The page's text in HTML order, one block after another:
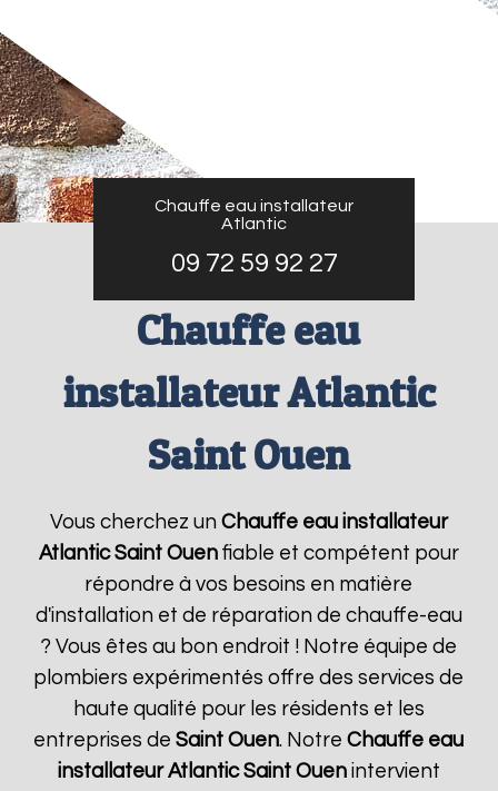
Chauffe eau installateur
Atlantic
09 72 59 92 27
Chauffe eau
installateur Atlantic
Saint Ouen
Vous cherchez un Chauffe eau installateur
Atlantic Saint Ouenfiable et compétent pour
répondre à vos besoins en matière
d'installation et de réparation de chauffe-eau
? Vous êtes au bon endroit ! Notre équipe de
plombiers expérimentés offre des services de
haute qualité pour les résidents et les
entreprises deSaint Ouen. NotreChauffe eau
installateur Atlantic Saint Ouenintervient